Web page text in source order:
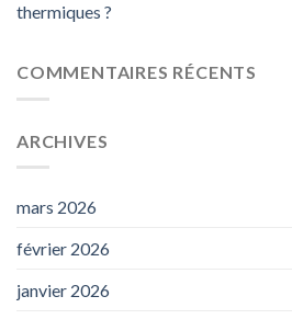
thermiques ?
COMMENTAIRES RÉCENTS
ARCHIVES
mars 2026
février 2026
janvier 2026